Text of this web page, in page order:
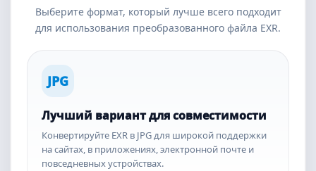
Выберите формат, который лучше всего подходит
для использования преобразованного файла EXR.
JPG
Лучший вариант для совместимости
Конвертируйте EXR в JPG для широкой поддержки
на сайтах, в приложениях, электронной почте и
повседневных устройствах.